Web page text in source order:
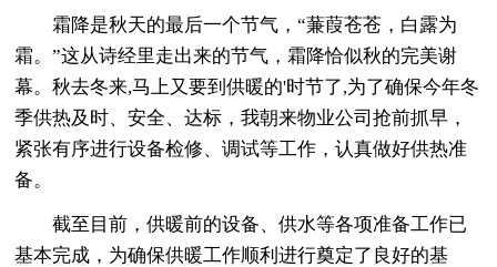
霜降是秋天的最后一个节气，“蒹葭苍苍，白露为
霜。”这从诗经里走出来的节气，霜降恰似秋的完美谢
幕。秋去冬来,马上又要到供暖的'时节了,为了确保今年冬
季供热及时、安全、达标，我朝来物业公司抢前抓早，
紧张有序进行设备检修、调试等工作，认真做好供热准
备。
截至目前，供暖前的设备、供水等各项准备工作已
基本完成，为确保供暖工作顺利进行奠定了良好的基